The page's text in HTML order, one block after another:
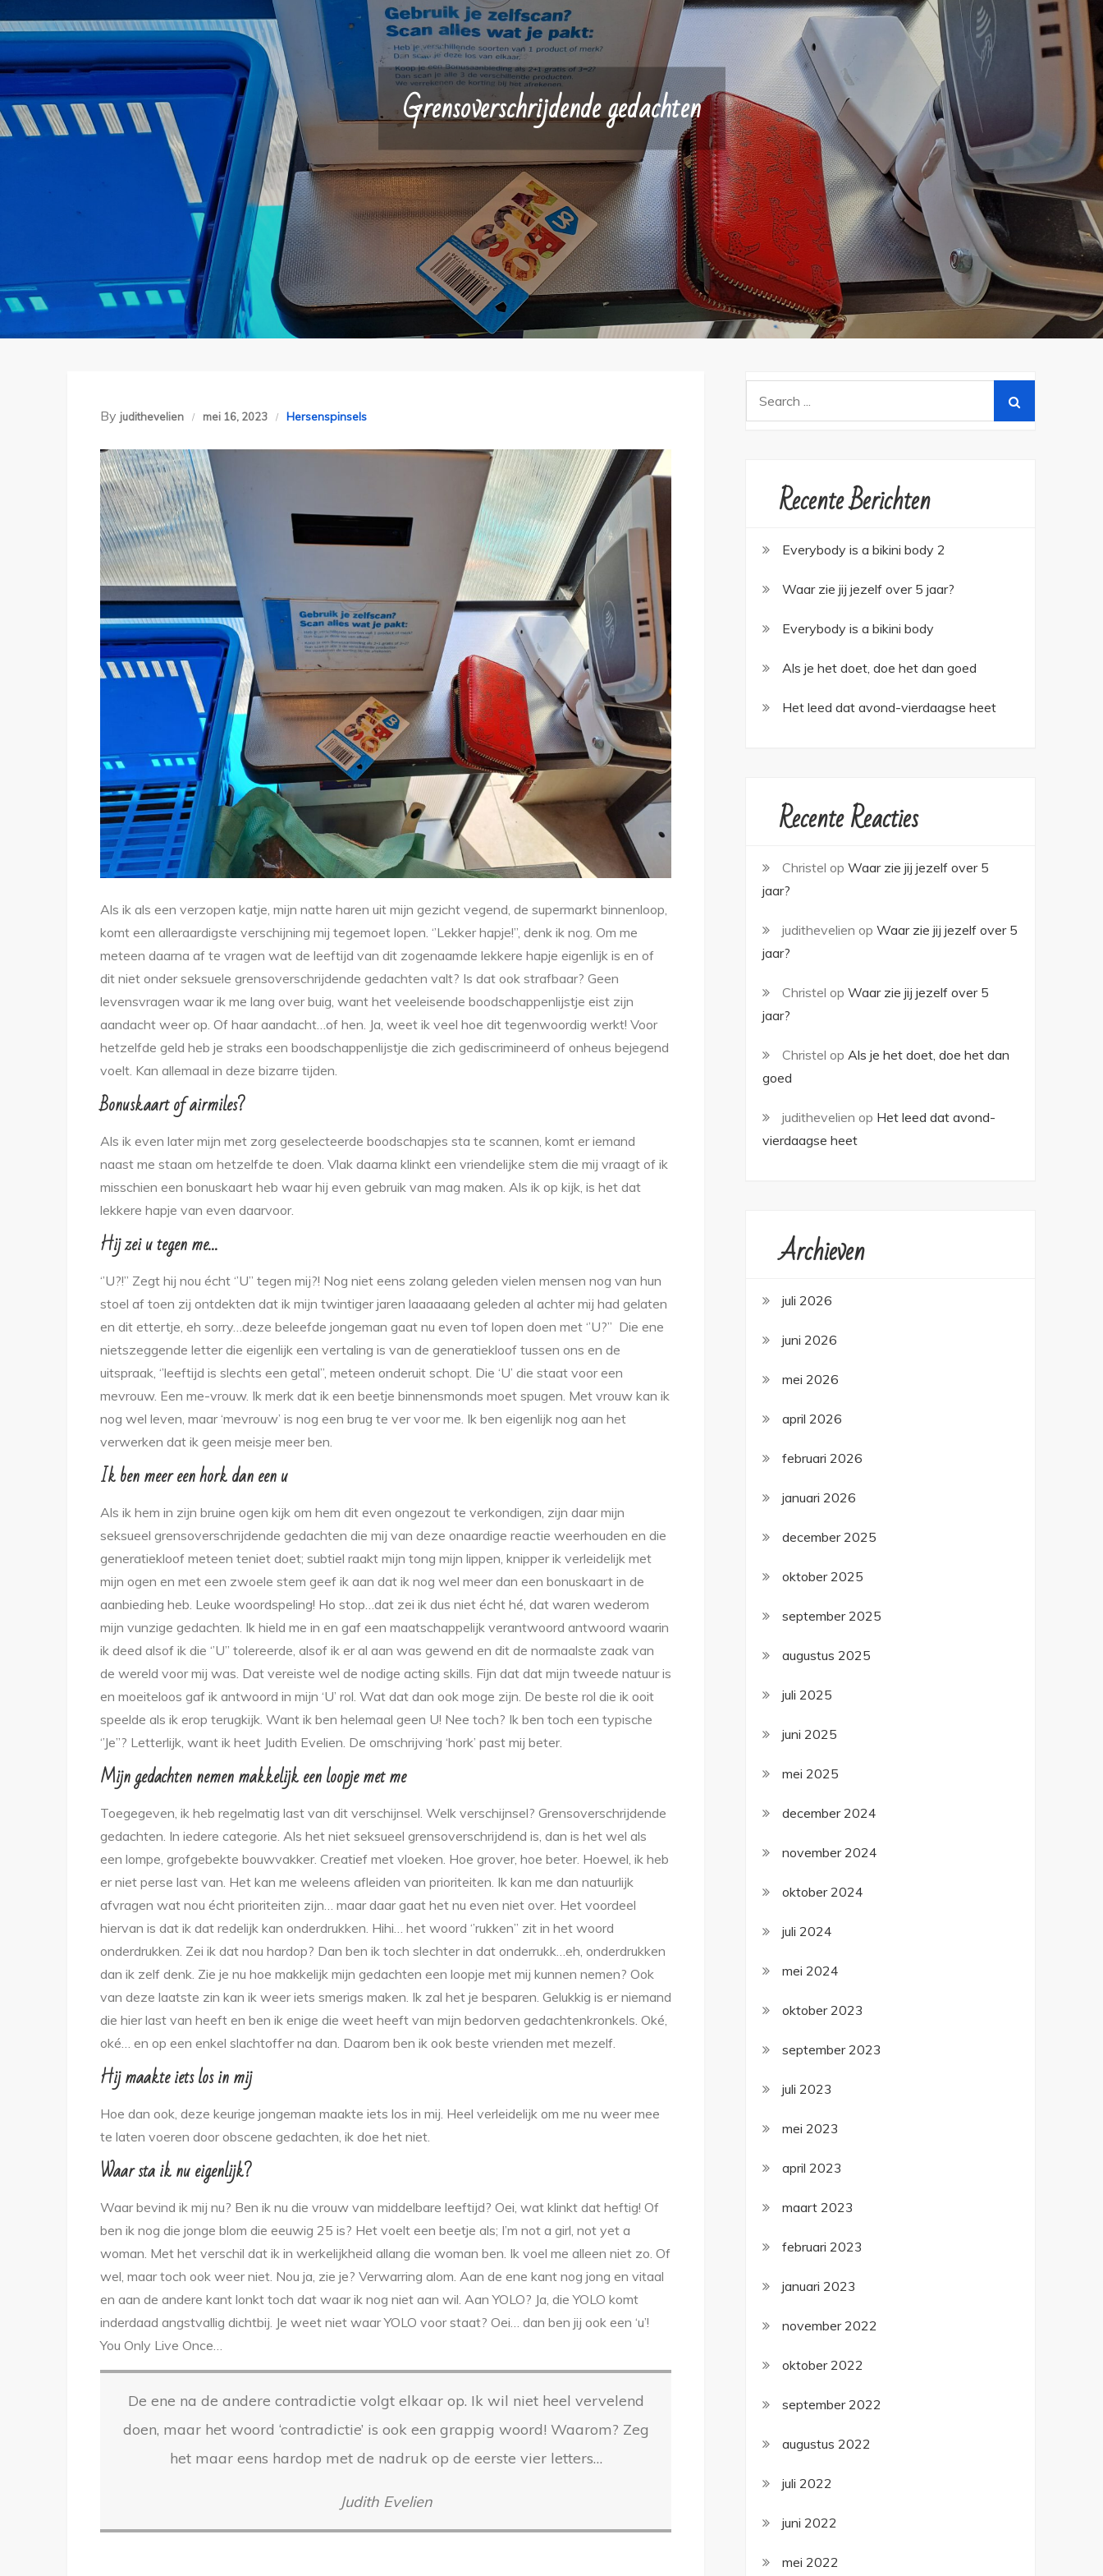
Grensoverschrijdende gedachten
By judithevelien mei 16, 2023 Hersenspinsels
Als ik als een verzopen katje, mijn natte haren uit mijn gezicht vegend, de supermarkt binnenloop,
komt een alleraardigste verschijning mij tegemoet lopen. ‘’Lekker hapje!’’, denk ik nog. Om me
meteen daarna af te vragen wat de leeftijd van dit zogenaamde lekkere hapje eigenlijk is en of
dit niet onder seksuele grensoverschrijdende gedachten valt? Is dat ook strafbaar? Geen
levensvragen waar ik me lang over buig, want het veeleisende boodschappenlijstje eist zijn
aandacht weer op. Of haar aandacht…of hen. Ja, weet ik veel hoe dit tegenwoordig werkt! Voor
hetzelfde geld heb je straks een boodschappenlijstje die zich gediscrimineerd of onheus bejegend
voelt. Kan allemaal in deze bizarre tijden.
Bonuskaart of airmiles?
Als ik even later mijn met zorg geselecteerde boodschapjes sta te scannen, komt er iemand
naast me staan om hetzelfde te doen. Vlak daarna klinkt een vriendelijke stem die mij vraagt of ik
misschien een bonuskaart heb waar hij even gebruik van mag maken. Als ik op kijk, is het dat
lekkere hapje van even daarvoor.
Hij zei u tegen me…
‘’U?!’’ Zegt hij nou écht ‘’U’’ tegen mij?! Nog niet eens zolang geleden vielen mensen nog van hun
stoel af toen zij ontdekten dat ik mijn twintiger jaren laaaaaang geleden al achter mij had gelaten
en dit ettertje, eh sorry…deze beleefde jongeman gaat nu even tof lopen doen met ‘’U?’’ Die ene
nietszeggende letter die eigenlijk een vertaling is van de generatiekloof tussen ons en de
uitspraak, ‘’leeftijd is slechts een getal’’, meteen onderuit schopt. Die ‘U’ die staat voor een
mevrouw. Een me-vrouw. Ik merk dat ik een beetje binnensmonds moet spugen. Met vrouw kan ik
nog wel leven, maar ‘mevrouw’ is nog een brug te ver voor me. Ik ben eigenlijk nog aan het
verwerken dat ik geen meisje meer ben.
Ik ben meer een hork dan een u
Als ik hem in zijn bruine ogen kijk om hem dit even ongezout te verkondigen, zijn daar mijn
seksueel grensoverschrijdende gedachten die mij van deze onaardige reactie weerhouden en die
generatiekloof meteen teniet doet; subtiel raakt mijn tong mijn lippen, knipper ik verleidelijk met
mijn ogen en met een zwoele stem geef ik aan dat ik nog wel meer dan een bonuskaart in de
aanbieding heb. Leuke woordspeling! Ho stop…dat zei ik dus niet écht hé, dat waren wederom
mijn vunzige gedachten. Ik hield me in en gaf een maatschappelijk verantwoord antwoord waarin
ik deed alsof ik die ‘’U’’ tolereerde, alsof ik er al aan was gewend en dit de normaalste zaak van
de wereld voor mij was. Dat vereiste wel de nodige acting skills. Fijn dat dat mijn tweede natuur is
en moeiteloos gaf ik antwoord in mijn ‘U’ rol. Wat dat dan ook moge zijn. De beste rol die ik ooit
speelde als ik erop terugkijk. Want ik ben helemaal geen U! Nee toch? Ik ben toch een typische
‘’Je’’? Letterlijk, want ik heet Judith Evelien. De omschrijving ‘hork’ past mij beter.
Mijn gedachten nemen makkelijk een loopje met me
Toegegeven, ik heb regelmatig last van dit verschijnsel. Welk verschijnsel? Grensoverschrijdende
gedachten. In iedere categorie. Als het niet seksueel grensoverschrijdend is, dan is het wel als
een lompe, grofgebekte bouwvakker. Creatief met vloeken. Hoe grover, hoe beter. Hoewel, ik heb
er niet perse last van. Het kan me weleens afleiden van prioriteiten. Ik kan me dan natuurlijk
afvragen wat nou écht prioriteiten zijn… maar daar gaat het nu even niet over. Het voordeel
hiervan is dat ik dat redelijk kan onderdrukken. Hihi… het woord ‘’rukken’’ zit in het woord
onderdrukken. Zei ik dat nou hardop? Dan ben ik toch slechter in dat onderrukk…eh, onderdrukken
dan ik zelf denk. Zie je nu hoe makkelijk mijn gedachten een loopje met mij kunnen nemen? Ook
van deze laatste zin kan ik weer iets smerigs maken. Ik zal het je besparen. Gelukkig is er niemand
die hier last van heeft en ben ik enige die weet heeft van mijn bedorven gedachtenkronkels. Oké,
oké… en op een enkel slachtoffer na dan. Daarom ben ik ook beste vrienden met mezelf.
Hij maakte iets los in mij
Hoe dan ook, deze keurige jongeman maakte iets los in mij. Heel verleidelijk om me nu weer mee
te laten voeren door obscene gedachten, ik doe het niet.
Waar sta ik nu eigenlijk?
Waar bevind ik mij nu? Ben ik nu die vrouw van middelbare leeftijd? Oei, wat klinkt dat heftig! Of
ben ik nog die jonge blom die eeuwig 25 is? Het voelt een beetje als; I’m not a girl, not yet a
woman. Met het verschil dat ik in werkelijkheid allang die woman ben. Ik voel me alleen niet zo. Of
wel, maar toch ook weer niet. Nou ja, zie je? Verwarring alom. Aan de ene kant nog jong en vitaal
en aan de andere kant lonkt toch dat waar ik nog niet aan wil. Aan YOLO? Ja, die YOLO komt
inderdaad angstvallig dichtbij. Je weet niet waar YOLO voor staat? Oei… dan ben jij ook een ‘u’!
You Only Live Once…
De ene na de andere contradictie volgt elkaar op. Ik wil niet heel vervelend
doen, maar het woord ‘contradictie’ is ook een grappig woord! Waarom? Zeg
het maar eens hardop met de nadruk op de eerste vier letters…
Judith Evelien
Recente Berichten
Everybody is a bikini body 2
Waar zie jij jezelf over 5 jaar?
Everybody is a bikini body
Als je het doet, doe het dan goed
Het leed dat avond-vierdaagse heet
Recente Reacties
Christel op Waar zie jij jezelf over 5
jaar?
judithevelien op Waar zie jij jezelf over 5
jaar?
Christel op Waar zie jij jezelf over 5
jaar?
Christel op Als je het doet, doe het dan
goed
judithevelien op Het leed dat avond-
vierdaagse heet
Archieven
juli 2026
juni 2026
mei 2026
april 2026
februari 2026
januari 2026
december 2025
oktober 2025
september 2025
augustus 2025
juli 2025
juni 2025
mei 2025
december 2024
november 2024
oktober 2024
juli 2024
mei 2024
oktober 2023
september 2023
juli 2023
mei 2023
april 2023
maart 2023
februari 2023
januari 2023
november 2022
oktober 2022
september 2022
augustus 2022
juli 2022
juni 2022
mei 2022